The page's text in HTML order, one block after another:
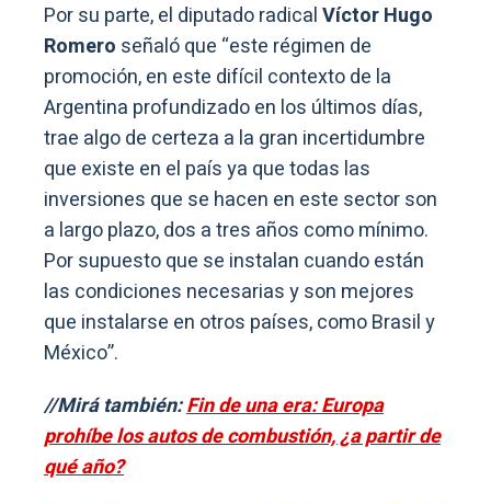
Por su parte, el diputado radicalVíctor Hugo
Romero señaló que “este régimen de
promoción, en este difícil contexto de la
Argentina profundizado en los últimos días,
trae algo de certeza a la gran incertidumbre
que existe en el país ya que todas las
inversiones que se hacen en este sector son
a largo plazo, dos a tres años como mínimo.
Por supuesto que se instalan cuando están
las condiciones necesarias y son mejores
que instalarse en otros países, como Brasil y
México”.
//Mirá también:Fin de una era: Europa
prohíbe los autos de combustión, ¿a partir de
qué año?